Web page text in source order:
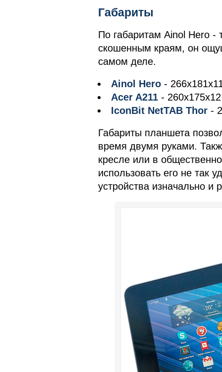
Габариты
По габаритам Ainol Hero -
скошенным краям, он
самом деле.
Ainol Hero -
Acer A211 -
IconBit NetTAB Thor -
Габариты планшета
время двумя руками.
кресле или в
использовать его не так
устройства изначально и